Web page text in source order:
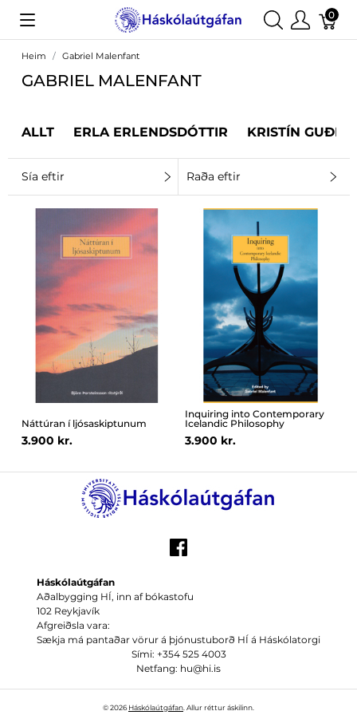
0
Heim Gabriel Malenfant
GABRIEL MALENFANT
ALLT ERLA ERLENDSDÓTTIR KRISTÍN
Sía eftir Raða eftir
Náttúran í ljósaskiptunum
3.900 kr.
Inquiring into Contemporary
Icelandic Philosophy
3.900 kr.
Háskólaútgáfan
Aðalbygging HÍ, inn af bókastofu
102 Reykjavík
Afgreiðsla vara:
Sækja má pantaðar vörur á þjónustuborð HÍ á Háskólatorgi
Sími: +354 525 4003
Netfang: hu@hi.is
© 2026Háskólaútgáfan . Allur réttur áskilinn.